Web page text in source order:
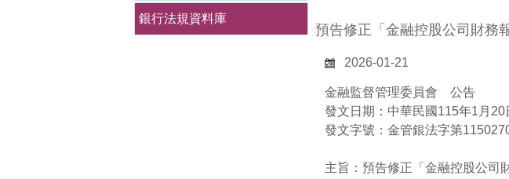
銀行法規資料庫
預告修正「金融控股公司財務
2026-01-21
金融監督管理委員會 公告
發文日期：中華民國115年1月20
發文字號：金管銀法字第
主旨：預告修正「金融控股公司